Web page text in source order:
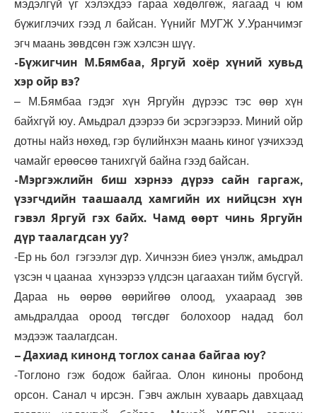
бүжиглэчих гээд л байсан. Үүнийг МУГЖ У.Уранчимэг
эгч маань зөвдсөн гэж хэлсэн шүү.
-Бүжигчин М.Бямбаа, Яргуй хоёр хүний хувьд
хэр ойр вэ?
– М.Бямбаа гэдэг хүн Яргуйн дүрээс тэс өөр хүн
байхгүй юу. Амьдрал дээрээ би эсрэгээрээ. Миний ойр
дотны найз нөхөд, гэр бүлийнхэн маань киног үзчихээд
чамайг ерөөсөө танихгүй байна гээд байсан.
-Мэргэжлийн биш хэрнээ дүрээ сайн гаргаж,
үзэгчдийн таашаалд хамгийн их нийцсэн хүн
гэвэл Яргуй гэх байх. Чамд өөрт чинь Яргуйн
дүр таалагдсан уу?
-Ер нь бол гэгээлэг дүр. Хичнээн биеэ үнэлж, амьдрал
үзсэн ч цаанаа хүнээрээ үлдсэн цагаахан тийм бүсгүй.
Дараа нь өөрөө өөрийгөө олоод, ухаараад зөв
амьдралдаа ороод төгсдөг болохоор надад бол
мэдээж таалагдсан.
– Дахиад кинонд тоглох санаа байгаа юу?
-Тоглоно гэж бодож байгаа. Олон киноны пробонд
орсон. Санал ч ирсэн. Гэвч ажлын хуваарь давхцаад